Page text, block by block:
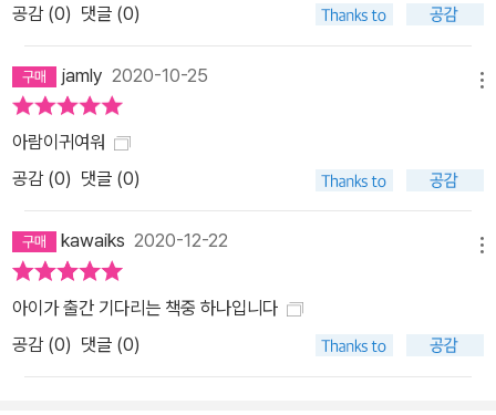
공감 (0) 댓글 (0)
jamly 2020-10-25
아람이귀여워
공감 (0) 댓글 (0)
kawaiks 2020-12-22
아이가 출간 기다리는 책중 하나입니다
공감 (0) 댓글 (0)